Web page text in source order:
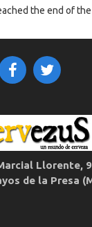
the end of
Llorente,
de la Presa